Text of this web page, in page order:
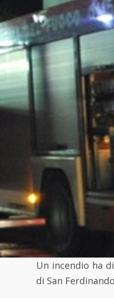
Un incendio ha
di San